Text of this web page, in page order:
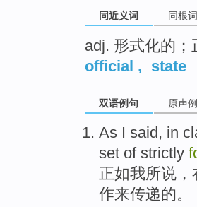
同近义词 同根词
adj. 形式化的；
official , state
双语例句 原声
As I said , in
set of strictly
正如我所说 ，
作来传递的。